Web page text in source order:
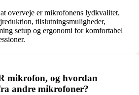
overveje er mikrofonens lydkvalitet,
tilslutningsmuligheder,
setup og ergonomi for komfortabel
mikrofon, og hvordan
andre mikrofoner?